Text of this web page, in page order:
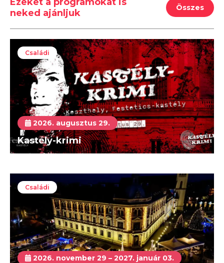
neked ajánljuk
Összes
Családi
2026. augusztus 29.
Kastély-krimi
Családi
2026. november 29 – 2027. január 03.